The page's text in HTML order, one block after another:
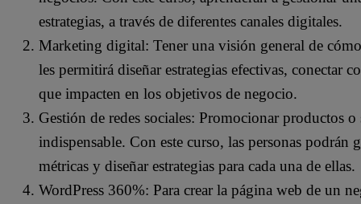
estrategias, a través de diferentes canales digitales.
Marketing digital: Tener una visión general de
les permitirá diseñar estrategias efectivas, conectar
que impacten en los objetivos de negocio.
Gestión de redes sociales: Promocionar productos
indispensable. Con este curso, las personas podrán
métricas y diseñar estrategias para cada una de ellas.
WordPress 360%: Para crear la página web de un